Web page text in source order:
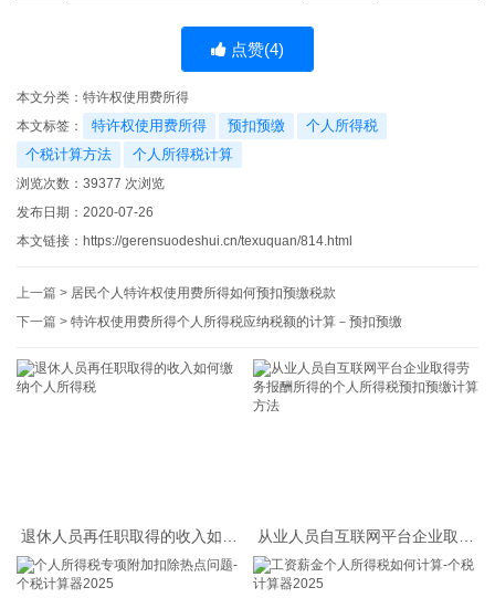
点赞(4)
本文分类： 特许权使用费所得
本文标签：
特许权使用费所得 预扣预缴
个人所得税
个税计算方法
个人所得税计算
浏览次数： 39377 次浏览
发布日期：2020-07-26
本文链接： https://gerensuodeshui.cn/texuquan/814.html
上一篇 > 居民个人特许权使用费所得如何预扣预缴税款
下一篇 > 特许权使用费所得个人所得税应纳税额的计算－预扣预缴
退休人员再任职取得的收入如何
从业人员自互联网平台企业取得
劳务报酬所得的个人所得税预扣
预缴计算方法